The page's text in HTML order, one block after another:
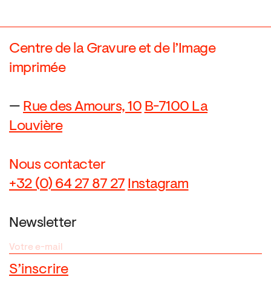
Centre de la Gravure et de l’Image
imprimée
— Rue des Amours, 10 B-7100 La
Louvière
Nous contacter
+32 (0) 64 27 87 27 Instagram
Newsletter